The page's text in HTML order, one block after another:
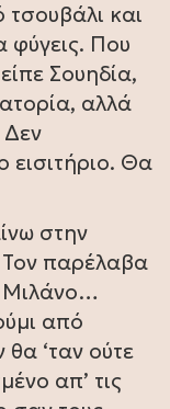
και
φύγεις. Που
Σουηδία,
αλλά
Δεν
εισιτήριο. Θα
στην
παρέλαβα
Μιλάνο…
από
‘ταν ούτε
απ’ τις